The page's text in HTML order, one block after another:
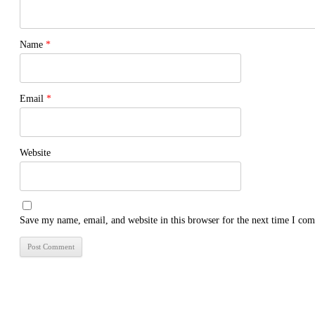
Name *
Email *
Website
Save my name, email, and website in this browser for the next time I